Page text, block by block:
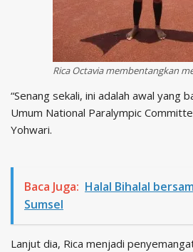
Rica Octavia membentangkan
“Senang sekali, ini adalah awal yang
Umum National Paralympic
Yohwari.
Baca Juga: Halal Bihalal
Sumsel
Lanjut dia, Rica menjadi